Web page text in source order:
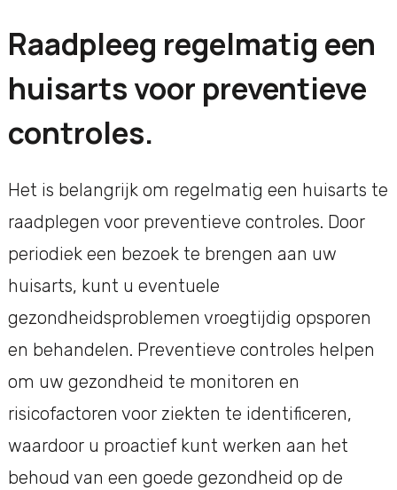
Raadpleeg regelmatig een
huisarts voor preventieve
controles.
Het is belangrijk om regelmatig een huisarts te
raadplegen voor preventieve controles. Door
periodiek een bezoek te brengen aan uw
huisarts, kunt u eventuele
gezondheidsproblemen vroegtijdig opsporen
en behandelen. Preventieve controles helpen
om uw gezondheid te monitoren en
risicofactoren voor ziekten te identificeren,
waardoor u proactief kunt werken aan het
behoud van een goede gezondheid op de